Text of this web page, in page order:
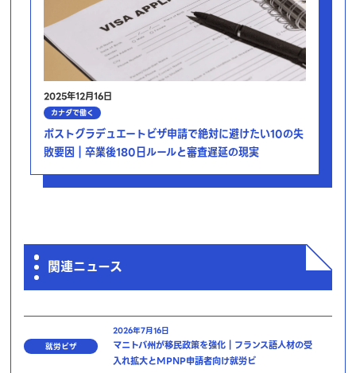
2025年12月16日
カナダで働く
ポストグラデュエートビザ申請で絶対に避けたい10の失
敗要因｜卒業後180日ルールと審査遅延の現実
関連ニュース
就労ビザ
2026年7月16日
マニトバ州が移民政策を強化｜フランス語人材の受
入れ拡大とMPNP申請者向け就労ビ